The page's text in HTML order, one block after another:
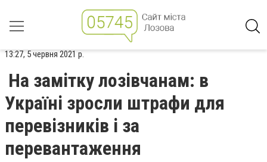
13:27, 5 червня 2021 р.
На замітку лозівчанам: в
Україні зросли штрафи для
перевізників і за
перевантаження